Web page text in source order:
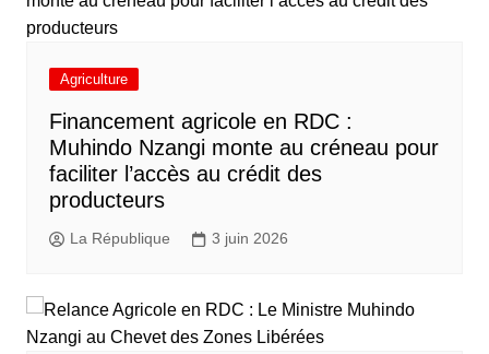
Agriculture
Financement agricole en RDC :
Muhindo Nzangi monte au créneau pour
faciliter l’accès au crédit des
producteurs
La République 3 juin 2026